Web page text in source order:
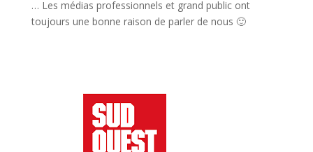
… Les médias professionnels et grand public ont
toujours une bonne raison de parler de nous 🙂